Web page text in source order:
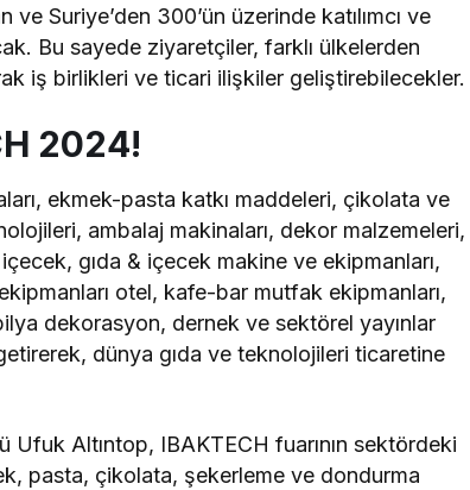
Suriye’den 300’ün üzerinde katılımcı ve
Bu sayede ziyaretçiler, farklı ülkelerden
iş birlikleri ve ticari ilişkiler geliştirebilecekler.
2024!
ekmek-pasta katkı maddeleri, çikolata ve
ambalaj makinaları, dekor malzemeleri,
gıda & içecek makine ve ekipmanları,
otel, kafe-bar mutfak ekipmanları,
dekorasyon, dernek ve sektörel yayınlar
dünya gıda ve teknolojileri ticaretine
Ufuk Altıntop, IBAKTECH fuarının sektördeki
pasta, çikolata, şekerleme ve dondurma